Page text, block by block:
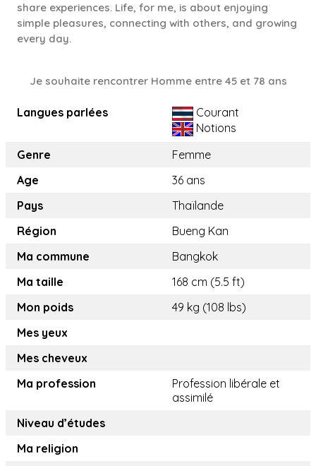
share experiences. Life, for me, is about enjoying
simple pleasures, connecting with others, and growing
every day.
Je souhaite rencontrer Homme entre 45 et 78 ans
Langues parlées
Courant
Notions
Genre
Femme
Age
36 ans
Pays
Thaïlande
Région
Bueng Kan
Ma commune
Bangkok
Ma taille
168 cm (5.5 ft)
Mon poids
49 kg (108 lbs)
Mes yeux
Mes cheveux
Ma profession
Profession libérale et
assimilé
Niveau d’études
Ma religion